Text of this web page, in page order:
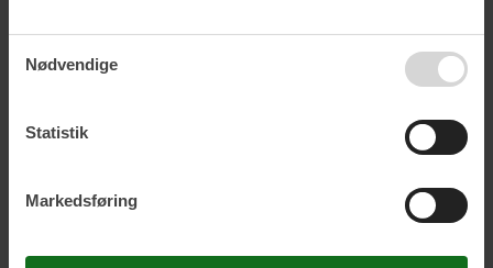
500 m
500 m
Badeværelse
Nødvendige
Statistik
Markedsføring